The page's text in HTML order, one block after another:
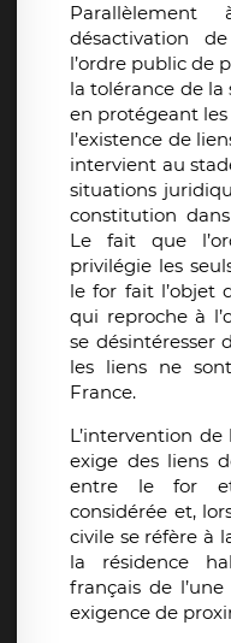
désactivation
l’ordre public de
la tolérance de la
en protégeant
l’existence de
intervient au
situations
constitution
Le fait que
privilégie les
le for fait l’objet
qui reproche à
se désintéresser
les liens ne
France.
L’intervention
exige des liens
entre le for
considérée et,
civile se réfère à
la résidence
français de
exigence de